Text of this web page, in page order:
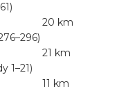
20 km
1–21)
21 km
11 km